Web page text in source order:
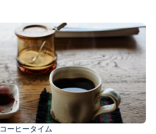
コーヒータイム